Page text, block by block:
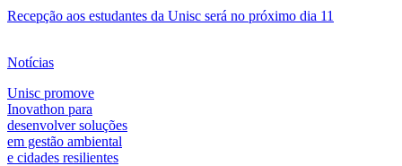
Recepção aos estudantes da Unisc será no próximo dia 11
Notícias
Unisc promove
Inovathon para
desenvolver soluções
em gestão ambiental
e cidades resilientes